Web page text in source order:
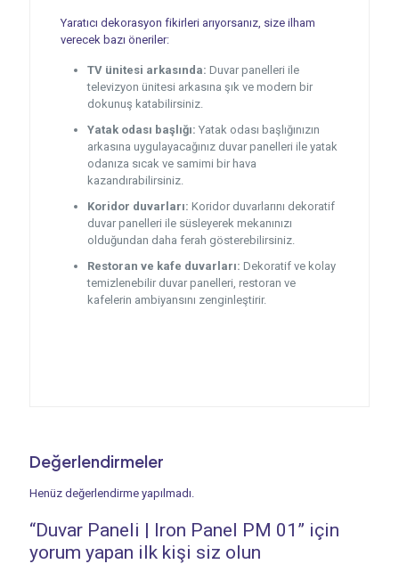
Yaratıcı dekorasyon fikirleri arıyorsanız, size ilham
verecek bazı öneriler:
TV ünitesi arkasında: Duvar panelleri ile
televizyon ünitesi arkasına şık ve modern bir
dokunuş katabilirsiniz.
Yatak odası başlığı: Yatak odası başlığınızın
arkasına uygulayacağınız duvar panelleri ile yatak
odanıza sıcak ve samimi bir hava
kazandırabilirsiniz.
Koridor duvarları: Koridor duvarlarını dekoratif
duvar panelleri ile süsleyerek mekanınızı
olduğundan daha ferah gösterebilirsiniz.
Restoran ve kafe duvarları: Dekoratif ve kolay
temizlenebilir duvar panelleri, restoran ve
kafelerin ambiyansını zenginleştirir.
Değerlendirmeler
Henüz değerlendirme yapılmadı.
“Duvar Paneli | Iron Panel PM 01” için
yorum yapan ilk kişi siz olun